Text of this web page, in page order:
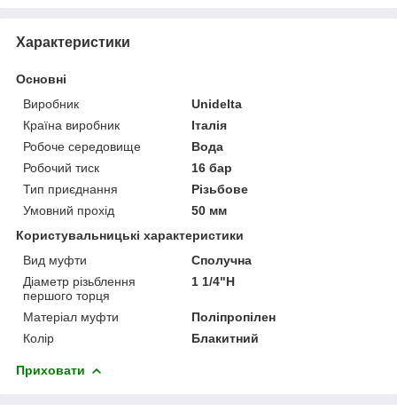
Характеристики
Основні
Виробник
Unidelta
Країна виробник
Італія
Робоче середовище
Вода
Робочий тиск
16 бар
Тип приєднання
Різьбове
Умовний прохід
50 мм
Користувальницькі характеристики
Вид муфти
Сполучна
Діаметр різьблення
першого торця
1 1/4"Н
Матеріал муфти
Поліпропілен
Колір
Блакитний
Приховати